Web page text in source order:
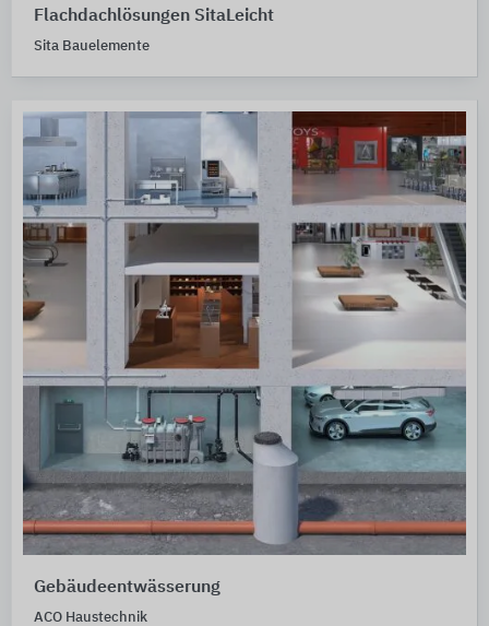
Flachdachlösungen SitaLeicht
Sita Bauelemente
Gebäudeentwässerung
ACO Haustechnik